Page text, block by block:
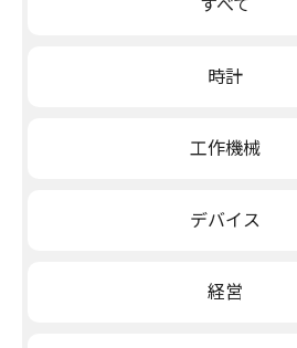
時計
工作機械
デバイス
経営